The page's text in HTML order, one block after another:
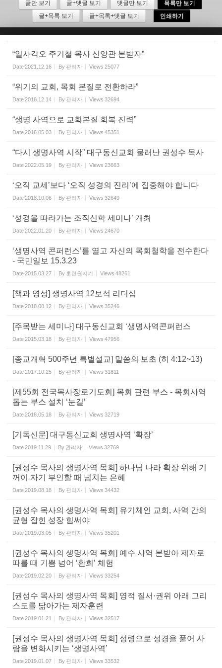
글만 보기 글+댓글 보기 댓글만 보기
목록만 보기
글+목록 보기
글+목록+댓글 보기 인쇄하기
“일사각오 주기철 목사 신앙관 본받자”
Date 2021.12.16 By 관리자 Views 25077
“위기의 교회, 목회 본질로 전환하라”
Date 2018.12.14 By 관리자 Views 32694
“생명 사역으로 교회본질 회복 진력”
Date 2016.05.03 By 관리자 Views 45351
“다시 생명사역 시작” 대구동신교회 물러난 권성수 목사
Date 2022.05.19 By 관리자 Views 23663
‘오직 교세’보다 ‘오직 성경의 진리’에 집중해야 합니다
Date 2018.10.06 By 관리자 Views 32649
‘성경을 따라가는 조직신학 세미나’ 개최
Date 2022.01.20 By 관리자 Views 24670
‘생명사역 콘퍼런스’를 열고 자신의 목회철학을 전수한다
- 국민일보 15.3.23
Date 2015.03.27 By 훈련원지기 Views 48261
[책과 영성] 생명사역 12보석 리더십
Date 2018.08.12 By 관리자 Views 35246
[주목받는 세미나] 대구동신교회 ‘생명사역콘퍼런스
Date 2015.03.18 By 관리자 Views 47956
[종교개혁 500주년 특별설교] 말씀의 보초 (히 4:12~13)
Date 2017.10.25 By 관리자 Views 31811
[제55회 전국목사장로기도회] 목회 관련 부스 - 목회사역
돕는 부스 설치 ‘눈길’
Date 2018.05.18 By 관리자 Views 32719
[기독신문] 대구동신교회 생명사역 ‘확장’
Date 2019.11.29 By 관리자 Views 32769
[권성수 목사의 생명사역 목회] 하나님 나라 확장 위해 기
꺼이 자기 부인할 때 넘치는 은혜
Date 2019.08.18 By 관리자 Views 34432
[권성수 목사의 생명사역 목회] 유기체인 교회, 사역 간의
균형 잡힌 성장 힘써야
Date 2019.03.05 By 관리자 Views 35201
[권성수 목사의 생명사역 목회] 예수 사역 본받아 제자로
따를 때 기쁨 넘어 ‘환희’ 체험
Date 2019.02.20 By 관리자 Views 33254
[권성수 목사의 생명사역 목회] 영적 질서·권위 아래 그리
스도를 닮아가는 제자훈련
Date 2019.01.21 By 관리자 Views 32517
[권성수 목사의 생명사역 목회] 성령으로 성경을 풀어 사
람을 변화시키는 ‘생명사역’
Date 2019.01.07 By 관리자 Views 33532
Sketchbook5, 스케치북5
Sketchbook5, 스케치북5